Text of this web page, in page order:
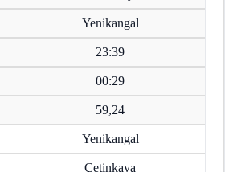
Yenikangal
23:39
00:29
59,24
Yenikangal
Çetinkaya